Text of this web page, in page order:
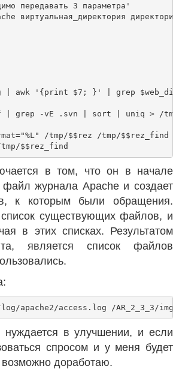
передавать 3 параметра'
виртуальная_директория
| awk '{print $7; }' | grep
grep -vE .svn | sort | uniq > /tmp/
/tmp/$$rez /tmp/$$rez_find
в том, что он в начале
файл журнала Apache и создает
к которым были обращения.
список существующих файлов, и
в этих списках. Результатом
является список файлов
нуждается в улучшении, и если
спросом и у меня будет
возможно доработаю.